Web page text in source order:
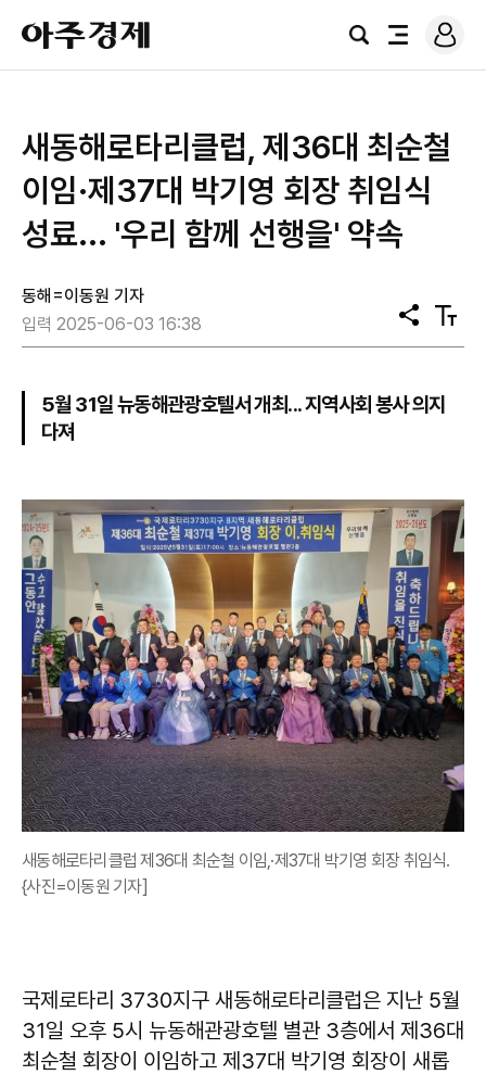
아
주
경
검
전
로
그
새동해로타리클럽, 제36대 최순철
이임·제37대 박기영 회장 취임식
성료... '우리 함께 선행을' 약속
동해=이동원 기자
입력 2025-06-03 16:38
공
유
텍
스
5월 31일 뉴동해관광호텔서 개최... 지역사회 봉사 의지
다져
새동해로타리클럽 제36대 최순철 이임,·제37대 박기영 회장 취임식.
{사진=이동원 기자]
국제로타리 3730지구 새동해로타리클럽은 지난 5월
31일 오후 5시 뉴동해관광호텔 별관 3층에서 제36대
최순철 회장이 이임하고 제37대 박기영 회장이 새롭